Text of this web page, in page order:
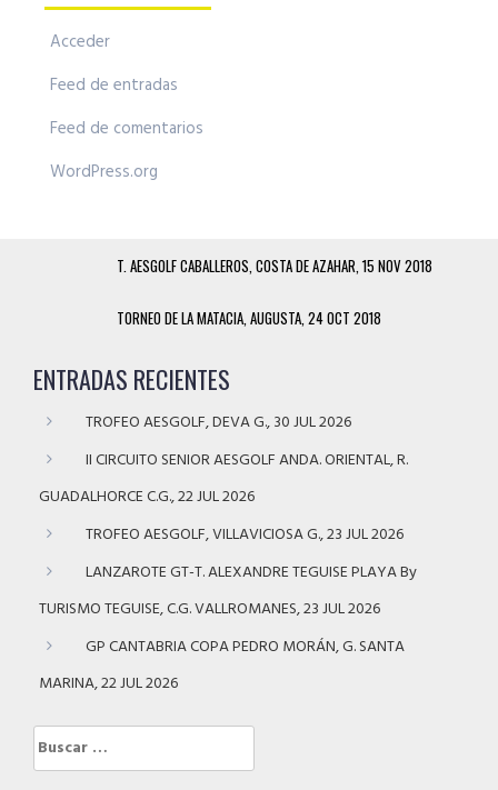
Acceder
Feed de entradas
Feed de comentarios
WordPress.org
T. AESGOLF CABALLEROS, COSTA DE AZAHAR, 15 NOV 2018
TORNEO DE LA MATACIA, AUGUSTA, 24 OCT 2018
ENTRADAS RECIENTES
TROFEO AESGOLF, DEVA G., 30 JUL 2026
II CIRCUITO SENIOR AESGOLF ANDA. ORIENTAL, R.
GUADALHORCE C.G., 22 JUL 2026
TROFEO AESGOLF, VILLAVICIOSA G., 23 JUL 2026
LANZAROTE GT-T. ALEXANDRE TEGUISE PLAYA By
TURISMO TEGUISE, C.G. VALLROMANES, 23 JUL 2026
GP CANTABRIA COPA PEDRO MORÁN, G. SANTA
MARINA, 22 JUL 2026
Buscar: